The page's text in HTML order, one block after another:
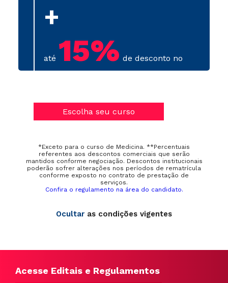
+
até 15% de desconto no
Escolha seu curso
*Exceto para o curso de Medicina. **Percentuais
referentes aos descontos comerciais que serão
mantidos conforme negociação. Descontos institucionais
poderão sofrer alterações nos períodos de rematrícula
conforme exposto no contrato de prestação de
serviços.
Confira o regulamento na área do candidato.
Ocultar as condições vigentes
Acesse Editais e Regulamentos